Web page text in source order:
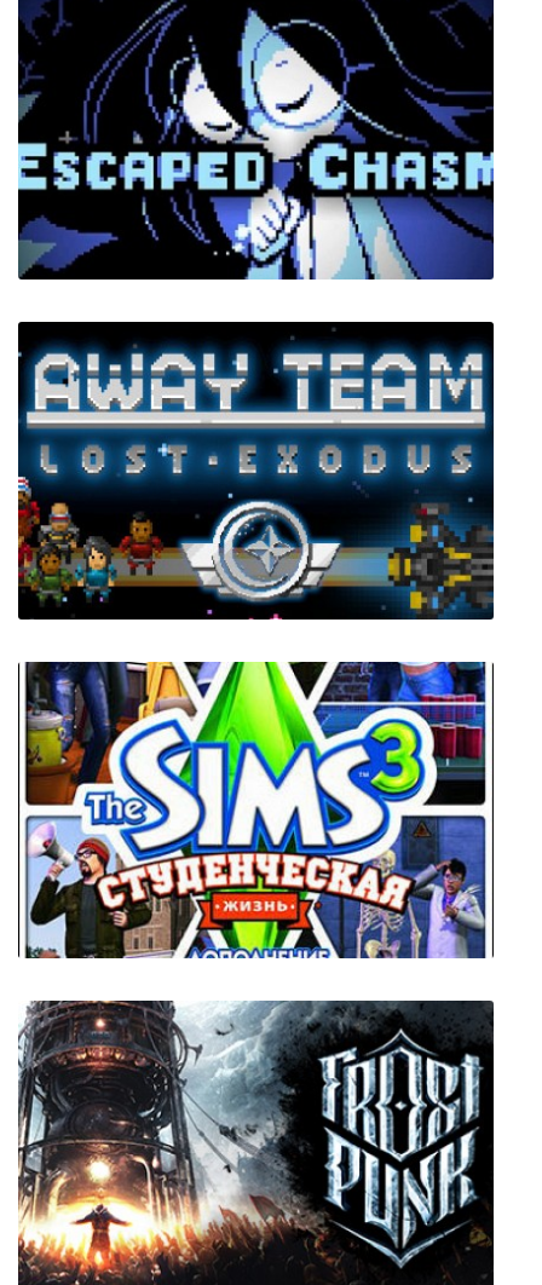
Mass Effect
Escaped Chasm
The Away Team: Lost Exodus
The Sims 3 Студенческая жизнь